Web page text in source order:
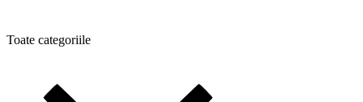
Toate categoriile